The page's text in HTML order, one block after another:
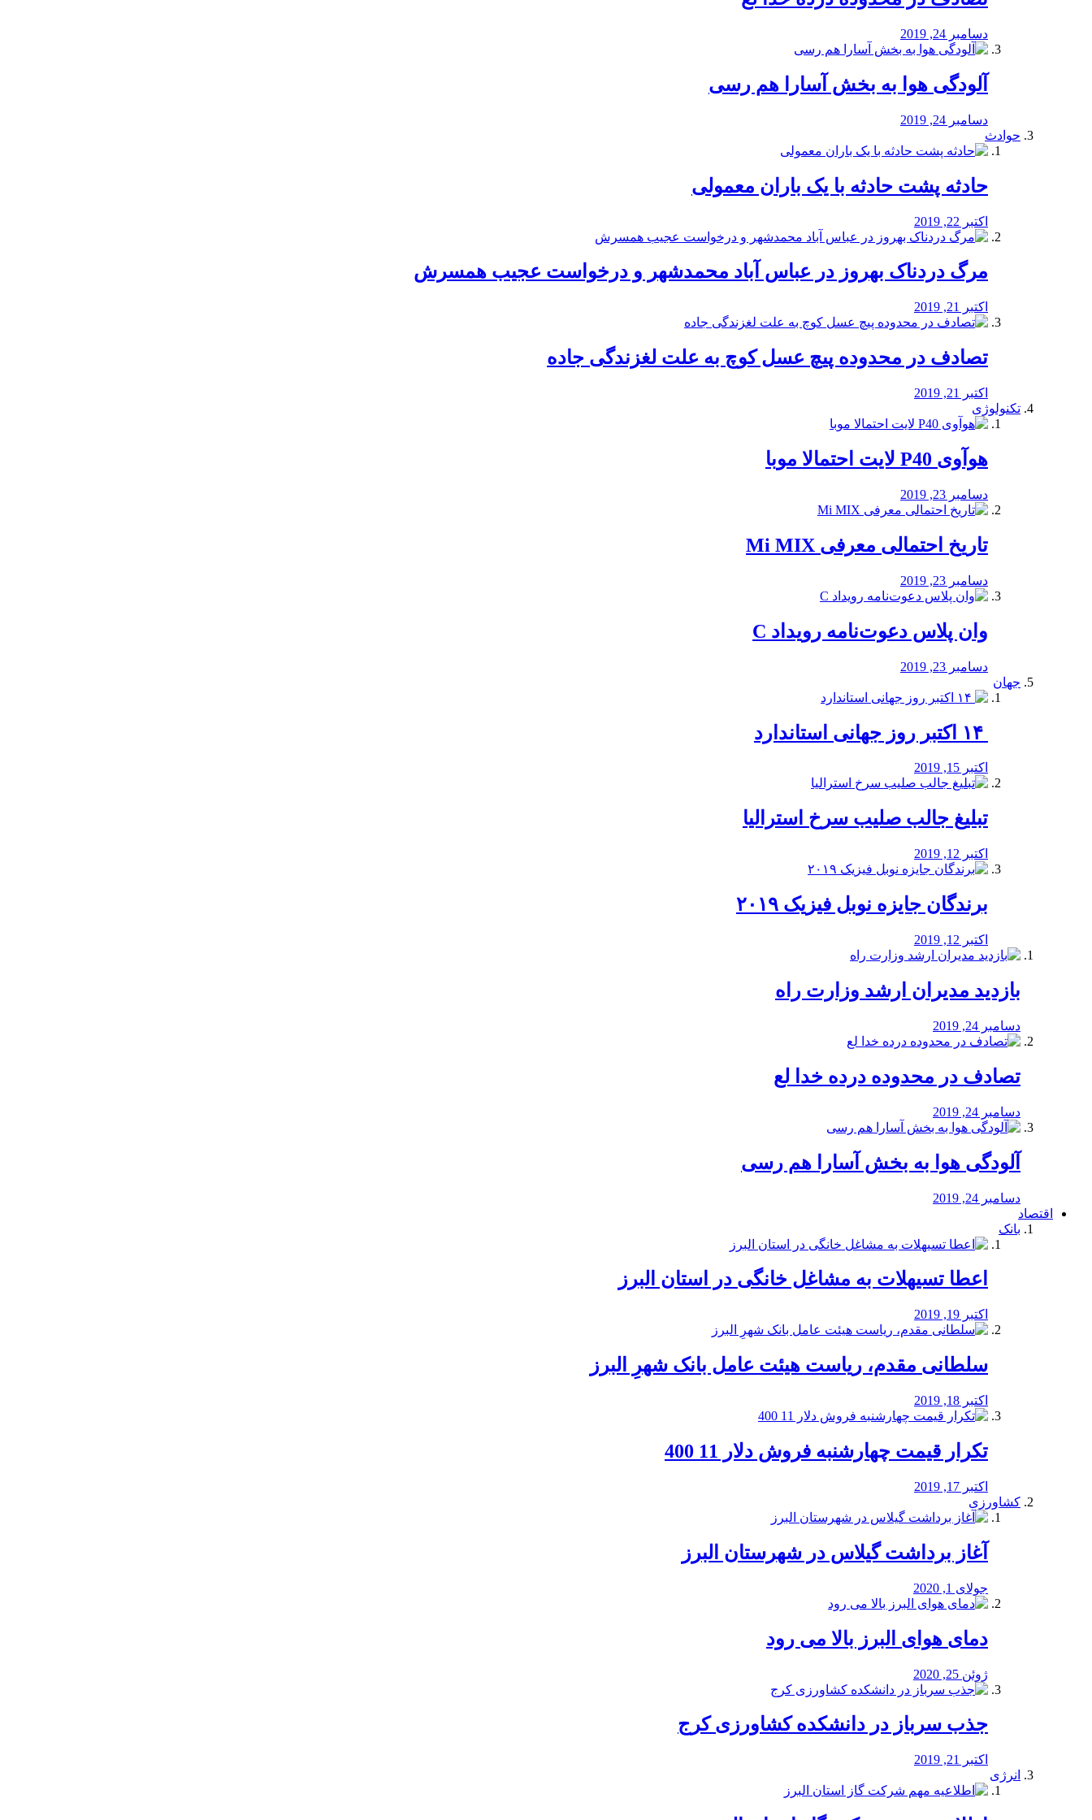
دسامبر 24, 2019
آلودگی هوا به بخش آسارا هم رسی
دسامبر 24, 2019
حوادث
️حادثه پشت حادثه با یک باران معمولی
اکتبر 22, 2019
مرگ دردناک بهروز در عباس آباد محمدشهر و درخواست عجیب همسرش
اکتبر 21, 2019
تصادف در محدوده پیچ عسل کوچ به علت لغزندگی جاده
اکتبر 21, 2019
تکنولوژی
هوآوی P40 لایت احتمالا موبا
دسامبر 23, 2019
تاریخ احتمالی معرفی Mi MIX
دسامبر 23, 2019
وان پلاس دعوت‌نامه رویداد C
دسامبر 23, 2019
جهان
اکتبر 15, 2019
تبلیغ جالب صلیب سرخ استرالیا
اکتبر 12, 2019
برندگان جایزه نوبل فیزیک ۲۰۱۹
اکتبر 12, 2019
بازدید مدیران ارشد وزارت راه
دسامبر 24, 2019
تصادف در محدوده درده خدا لع
دسامبر 24, 2019
آلودگی هوا به بخش آسارا هم رسی
دسامبر 24, 2019
اقتصاد
بانک
️اعطا تسیهلات به مشاغل خانگی در استان البرز
اکتبر 19, 2019
سلطانی مقدم، ریاست هیئت عامل بانک شهرِ البرز
اکتبر 18, 2019
تکرار قیمت چهارشنبه فروش دلار 11 400
اکتبر 17, 2019
کشاورزی
آغاز برداشت گیلاس در شهرستان البرز
جولای 1, 2020
دمای هوای البرز بالا می رود
ژوئن 25, 2020
جذب سرباز در دانشکده کشاورزی کرج
اکتبر 21, 2019
انرژی